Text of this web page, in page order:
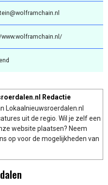
Redactie
Lokaalnieuwsroerdalen.nl
uit de regio. Wil je zelf een
website plaatsen? Neem
op voor de mogelijkheden van